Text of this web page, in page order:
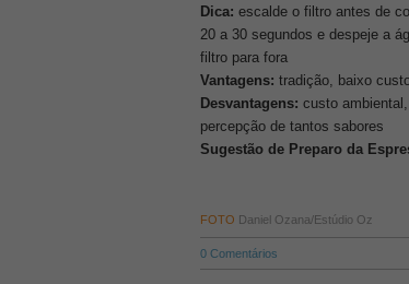
Dica: escalde o filtro antes de
20 a 30 segundos e despeje a
filtro para fora
Vantagens: tradição, baixo
Desvantagens: custo
percepção de tantos sabores
Sugestão de Preparo da
FOTO Daniel Ozana/Estúdio Oz
0 Comentários